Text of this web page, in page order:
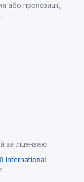
або пропозиції,
за ліцензією
International